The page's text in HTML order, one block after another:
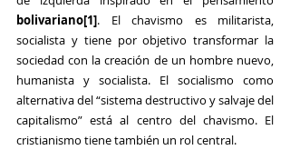
bolivariano[1]. El chavismo es militarista,
socialista y tiene por objetivo transformar la
sociedad con la creación de un hombre nuevo,
humanista y socialista. El socialismo como
alternativa del “sistema destructivo y salvaje del
capitalismo” está al centro del chavismo. El
cristianismo tiene también un rol central.